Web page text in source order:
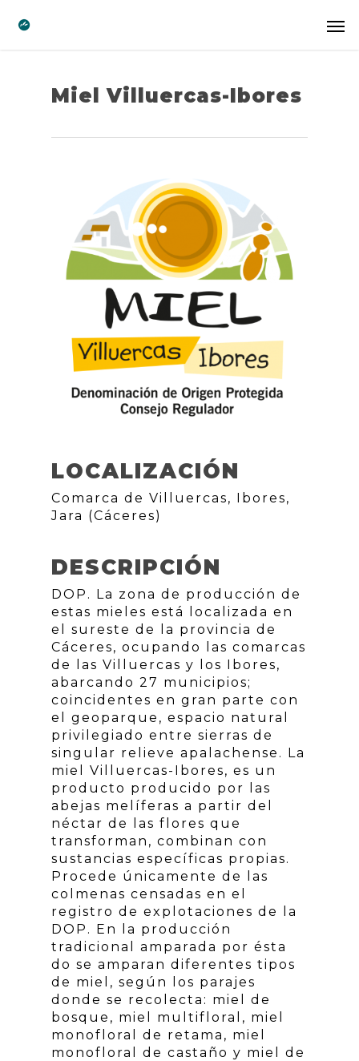
Miel Villuercas-Ibores
LOCALIZACIÓN
Comarca de Villuercas, Ibores,
Jara (Cáceres)
DESCRIPCIÓN
DOP. La zona de producción de
estas mieles está localizada en
el sureste de la provincia de
Cáceres, ocupando las comarcas
de las Villuercas y los Ibores,
abarcando 27 municipios;
coincidentes en gran parte con
el geoparque, espacio natural
privilegiado entre sierras de
singular relieve apalachense. La
miel Villuercas-Ibores, es un
producto producido por las
abejas melíferas a partir del
néctar de las flores que
transforman, combinan con
sustancias específicas propias.
Procede únicamente de las
colmenas censadas en el
registro de explotaciones de la
DOP. En la producción
tradicional amparada por ésta
do se amparan diferentes tipos
de miel, según los parajes
donde se recolecta: miel de
bosque, miel multifloral, miel
monofloral de retama, miel
monofloral de castaño y miel de